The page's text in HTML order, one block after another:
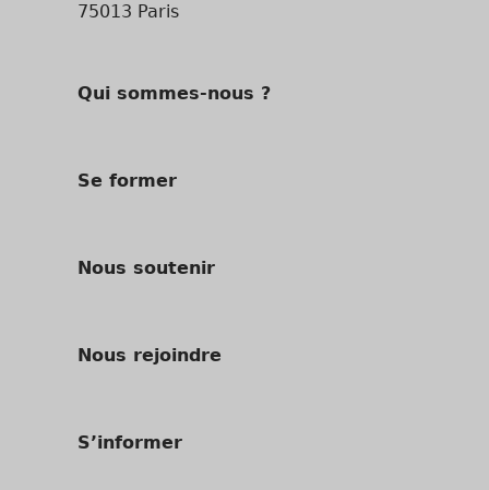
75013 Paris
Qui sommes-nous ?
Se former
Nous soutenir
Nous rejoindre
S’informer